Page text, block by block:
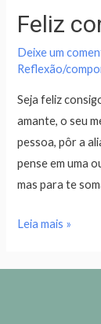
Feliz
Deixe um
Reflexão/
Seja feliz
amante, o seu
pessoa, pôr a
pense em uma
mas para te
Leia mais »